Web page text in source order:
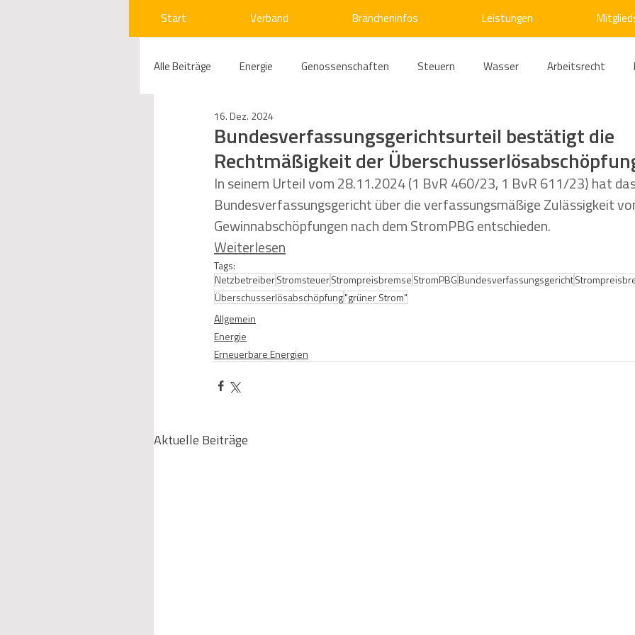
Start Verband Brancheninfos Leistungen
Alle Beiträge Energie Genossenschaften Steuern Wasser Arbeitsrecht
Compliance Gas
Beihilfenrecht Kraftwerke Kälte Verkehr Entsorgung/Abfall Umweltrecht
Regulierung Wettbewerbs- und Kartellrecht Europarecht Wirtschafts- und
Telekommunikation Gesellschaftsrecht
Bundesverfassungsgerichtsurteil bestätigt die
Rechtmäßigkeit der
16. Dez. 2024
In seinem Urteil vom 28.11.2024 (1 BvR 460/23, 1 BvR 611/23) hat
Bundesverfassungsgericht über die verfassungsmäßige Zulässigkeit
Gewinnabschöpfungen nach dem StromPBG entschieden.
Weiterlesen
Tags:
NetzbetreiberStromsteuerStrompreisbremseStromPBGBundesverfassungsgericht
Überschusserlösabschöpfung"grüner Strom"
Allgemein
Energie
Erneuerbare Energien
Aktuelle Beiträge